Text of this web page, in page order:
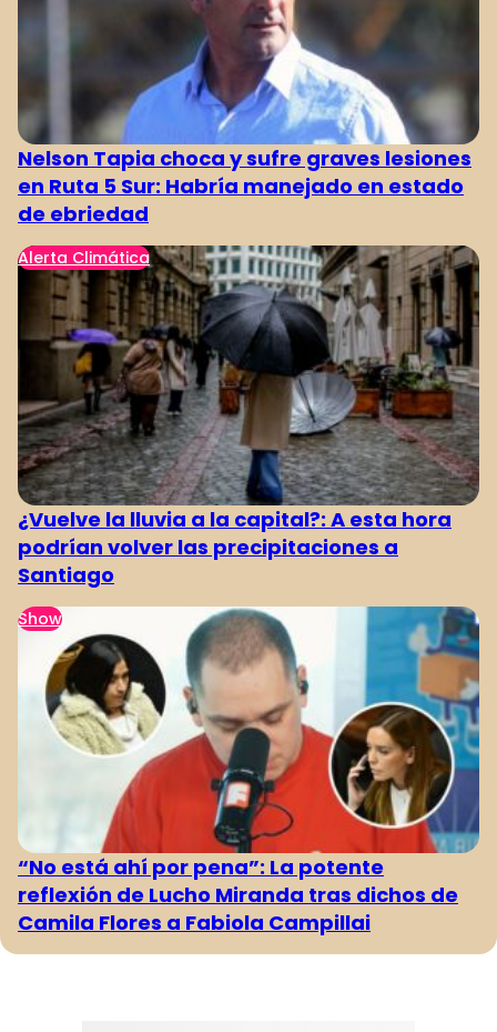
Nelson Tapia choca y sufre graves lesiones
en Ruta 5 Sur: Habría manejado en estado
de ebriedad
Alerta Climática
¿Vuelve la lluvia a la capital?: A esta hora
podrían volver las precipitaciones a
Santiago
Show
“No está ahí por pena”: La potente
reflexión de Lucho Miranda tras dichos de
Camila Flores a Fabiola Campillai